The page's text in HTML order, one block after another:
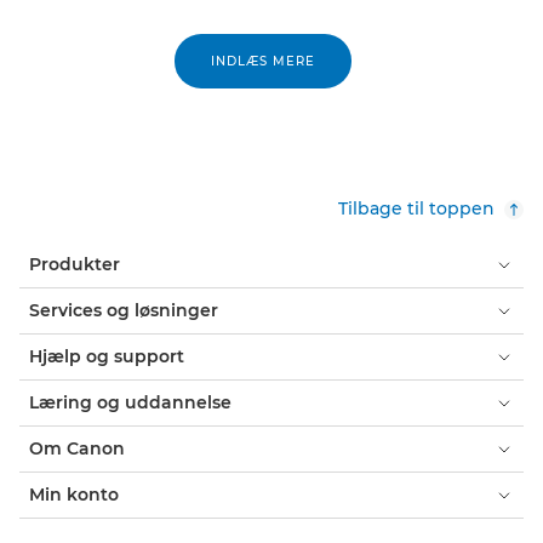
INDLÆS MERE
Tilbage til toppen
Produkter
Services og løsninger
Hjælp og support
Læring og uddannelse
Om Canon
Min konto